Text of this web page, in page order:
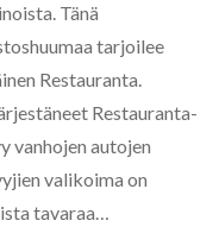
Tänä
tarjoilee
Restauranta.
Restauranta-
vanhojen autojen
valikoima on
tavaraa…